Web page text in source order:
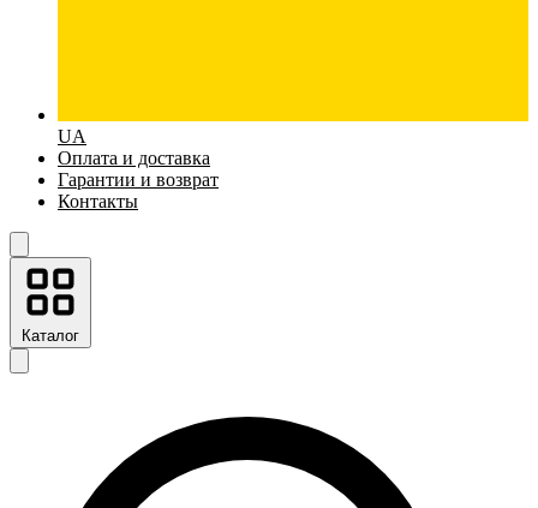
UA
Оплата и доставка
Гарантии и возврат
Контакты
Каталог